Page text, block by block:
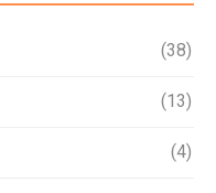
(38)
(13)
(4)